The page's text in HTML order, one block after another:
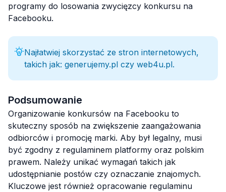
programy do losowania zwycięzcy konkursu na
Facebooku.
Najłatwiej skorzystać ze stron internetowych,
takich jak: generujemy.pl czy web4u.pl.
Podsumowanie
Organizowanie konkursów na Facebooku to
skuteczny sposób na zwiększenie zaangażowania
odbiorców i promocję marki. Aby był legalny, musi
być zgodny z regulaminem platformy oraz polskim
prawem. Należy unikać wymagań takich jak
udostępnianie postów czy oznaczanie znajomych.
Kluczowe jest również opracowanie regulaminu